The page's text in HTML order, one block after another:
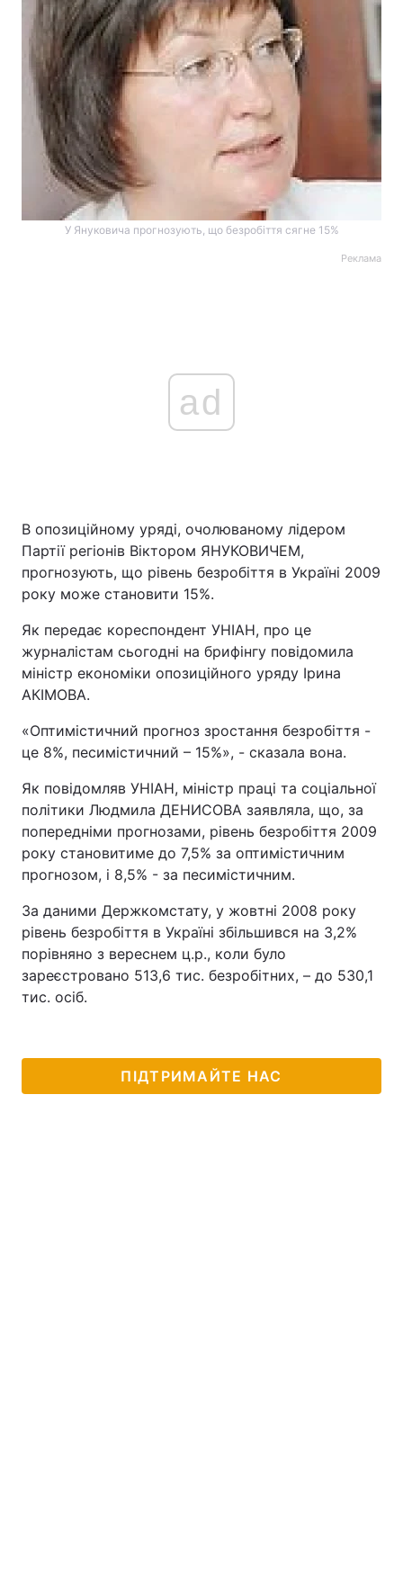
У Януковича прогнозують, що безробіття сягне 15%
Реклама
ad
В опозиційному уряді, очолюваному лідером
Партії регіонів Віктором ЯНУКОВИЧЕМ,
прогнозують, що рівень безробіття в Україні 2009
року може становити 15%.
Як передає кореспондент УНІАН, про це
журналістам сьогодні на брифінгу повідомила
міністр економіки опозиційного уряду Ірина
АКІМОВА.
«Оптимістичний прогноз зростання безробіття -
це 8%, песимістичний – 15%», - сказала вона.
Як повідомляв УНІАН, міністр праці та соціальної
політики Людмила ДЕНИСОВА заявляла, що, за
попередніми прогнозами, рівень безробіття 2009
року становитиме до 7,5% за оптимістичним
прогнозом, і 8,5% - за песимістичним.
За даними Держкомстату, у жовтні 2008 року
рівень безробіття в Україні збільшився на 3,2%
порівняно з вереснем ц.р., коли було
зареєстровано 513,6 тис. безробітних, – до 530,1
тис. осіб.
ПІДТРИМАЙТЕ НАС